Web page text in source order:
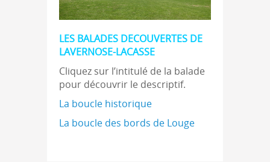
LES BALADES DECOUVERTES DE
LAVERNOSE-LACASSE
Cliquez sur l’intitulé de la balade
pour découvrir le descriptif.
La boucle historique
La boucle des bords de Louge